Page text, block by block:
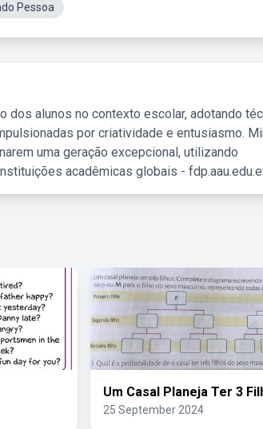
Pessoa
dos alunos no contexto escolar, adotando
por criatividade e entusiasmo.
uma geração excepcional, utilizando
acadêmicas globais -
Um Casal Planeja Ter 3
25 September 2024